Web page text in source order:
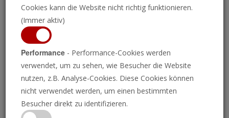
Was wird aus Großbritannien
nach dem Tod der Queen?
Veröffentlicht am 21. September 2022 • 17 Minuten
seconds
Cookies kann die Website nicht richtig funktionieren.
(Immer aktiv)
Performance - Performance-Cookies werden
verwendet, um zu sehen, wie Besucher die Website
nutzen, z.B. Analyse-Cookies. Diese Cookies können
nicht verwendet werden, um einen bestimmten
Besucher direkt zu identifizieren.